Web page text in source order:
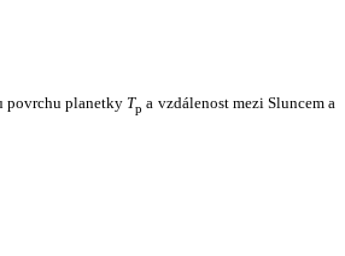
povrchu planetky Tp a vzdálenost mezi Sluncem a